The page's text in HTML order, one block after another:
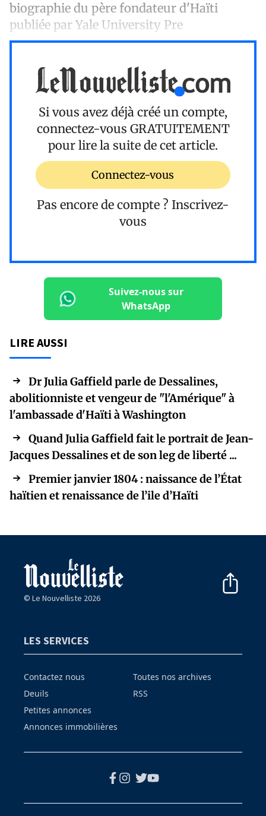
biographie du père fondateur d'Haïti
publiée par Yale University Pre
Si vous avez déjà créé un compte,
connectez-vous GRATUITEMENT
pour lire la suite de cet article.
Connectez-vous
Pas encore de compte ? Inscrivez-
vous
Suivez-nous sur
WhatsApp
LIRE AUSSI
Dr Julia Gaffield parle de Dessalines,
abolitionniste et vengeur de "l'Amérique" à
l'ambassade d'Haïti à Washington
Quand Julia Gaffield fait le portrait de Jean-
Jacques Dessalines et de son leg de liberté ...
Premier janvier 1804 : naissance de l’État
haïtien et renaissance de l’ile d’Haïti
© Le Nouvelliste 2026
LES SERVICES
Contactez nous
Deuils
Petites annonces
Annonces immobilières
Toutes nos archives
RSS